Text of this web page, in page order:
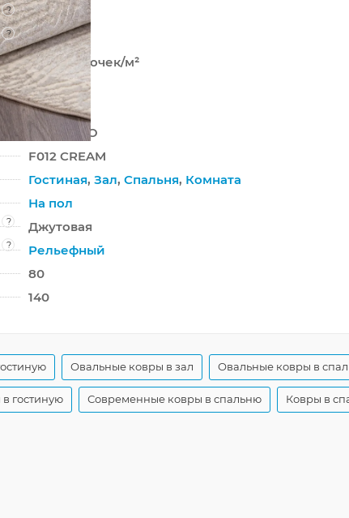
?
Средний
?
Хит-сет
400 000 точек/м²
10 мм
2038 г/м²
MOROCCO
F012 CREAM
Гостиная, Зал, Спальня, Комната
На пол
?
Джутовая
?
Рельефный
80
140
Овальные ковры в зал Овальные ковры в
гостиную Современные ковры в спальню Ковры в